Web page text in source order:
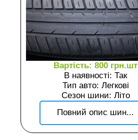
Вартість: 800 грн.шт
В наявності: Так
Тип авто: Легкові
Сезон шини: Літо
Повний опис шин...